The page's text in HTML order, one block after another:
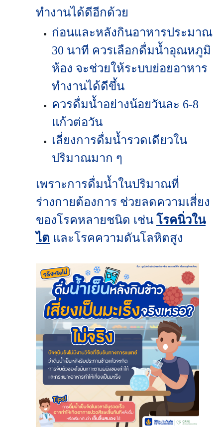
ทำงานได้ดีอีกด้วย
ก่อนและหลังกินอาหารประมาณ
30 นาที ควรเลือกดื่มน้ำอุณหภูมิ
ห้อง จะช่วยให้ระบบย่อยอาหาร
ทำงานได้ดีขึ้น
ควรดื่มน้ำอย่างน้อยวันละ 6-8
แก้วต่อวัน
เลี่ยงการดื่มน้ำรวดเดียวใน
ปริมาณมาก ๆ
เพราะการดื่มน้ำในปริมาณที่
ร่างกายต้องการ ช่วยลดความเสี่ยง
ของโรคหลายชนิด เช่น โรคนิ่วใน
ไต และโรคความดันโลหิตสูง